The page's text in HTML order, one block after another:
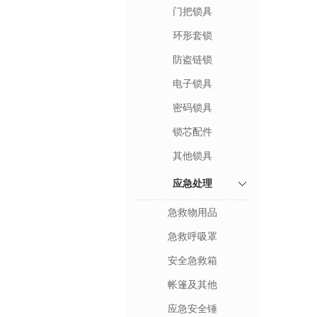
门把锁具
环形套锁
防盗链锁
电子锁具
密码锁具
锁芯配件
其他锁具
应急处理
急救物用品
急救呼吸罩
安全急救箱
帐篷及其他
应急安全锤